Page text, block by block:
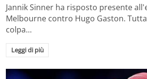
Jannik Sinner ha risposto presente
Melbourne contro Hugo Gaston.
colpa…
Leggi di più